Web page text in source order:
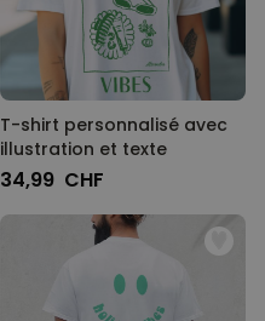
T-shirt personnalisé avec
illustration et texte
34,99 CHF